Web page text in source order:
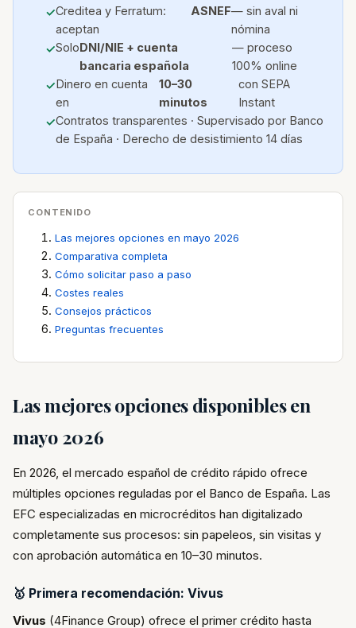
Creditea y Ferratum:
aceptan
ASNEF— sin aval ni
nómina
SoloDNI/NIE + cuenta
bancaria española
— proceso
100% online
Dinero en cuenta
en
10–30
minutos
con SEPA
Instant
Contratos transparentes · Supervisado por Banco
de España · Derecho de desistimiento 14 días
CONTENIDO
Las mejores opciones en mayo 2026
Comparativa completa
Cómo solicitar paso a paso
Costes reales
Consejos prácticos
Preguntas frecuentes
Las mejores opciones disponibles en
mayo 2026
En 2026, el mercado español de crédito rápido ofrece
múltiples opciones reguladas por el Banco de España. Las
EFC especializadas en microcréditos han digitalizado
completamente sus procesos: sin papeleos, sin visitas y
con aprobación automática en 10–30 minutos.
🥇 Primera recomendación: Vivus
Vivus (4Finance Group) ofrece el primer crédito hasta